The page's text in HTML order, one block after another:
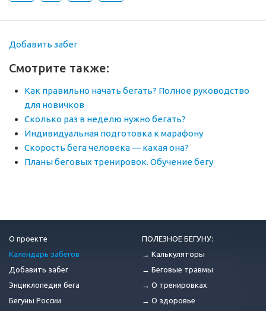
Добавить забег
Смотрите также:
Как правильно начать бегать? Полное руководство
для новичков
Сколько раз в неделю нужно бегать?
Индивидуальная подготовка к марафону
Скорость бега человека — какая она?
Планы беговых тренировок. Обучение бегу
О проекте
Календарь забегов
Добавить забег
Энциклопедия бега
Бегуны России
ПОЛЕЗНОЕ БЕГУНУ:
→ Калькуляторы
→ Беговые травмы
→ О тренировках
→ О здоровье